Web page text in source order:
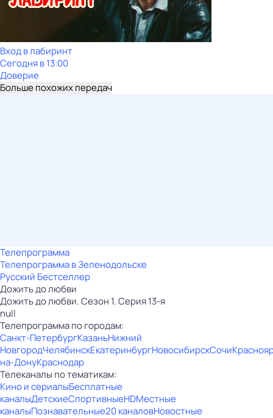
Вход в лабиринт
Сегодня в 13:00
Доверие
Больше похожих передач
Телепрограмма
Телепрограмма в Зеленодольске
Русский Бестселлер
Дожить до любви
Дожить до любви. Сезон 1. Серия 13-я
null
Телепрограмма по городам:
Санкт-ПетербургКазаньНижний
НовгородЧелябинскЕкатеринбургНовосибирскСочи
на-ДонуКраснодар
Телеканалы по тематикам:
Кино и сериалыБесплатные
каналыДетскиеСпортивныеHDМестные
каналыПознавательные20 каналовНовостные